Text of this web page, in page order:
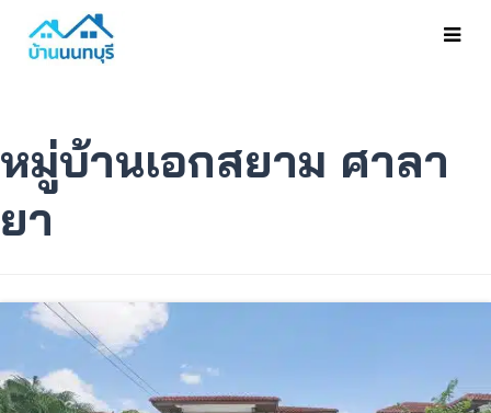
หมู่บ้านเอกสยาม ศาลา
ยา